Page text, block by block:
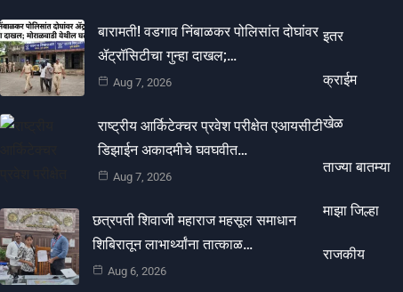
बारामती! वडगाव निंबाळकर पोलिसांत दोघांवर
ॲट्रॉसिटीचा गुन्हा दाखल;…
Aug 7, 2026
राष्ट्रीय आर्किटेक्चर प्रवेश परीक्षेत एआयसीटी
डिझाईन अकादमीचे घवघवीत…
Aug 7, 2026
छत्रपती शिवाजी महाराज महसूल समाधान
शिबिरातून लाभार्थ्यांना तात्काळ…
Aug 6, 2026
इतर
क्राईम
खेळ
ताज्या बातम्या
माझा जिल्हा
राजकीय